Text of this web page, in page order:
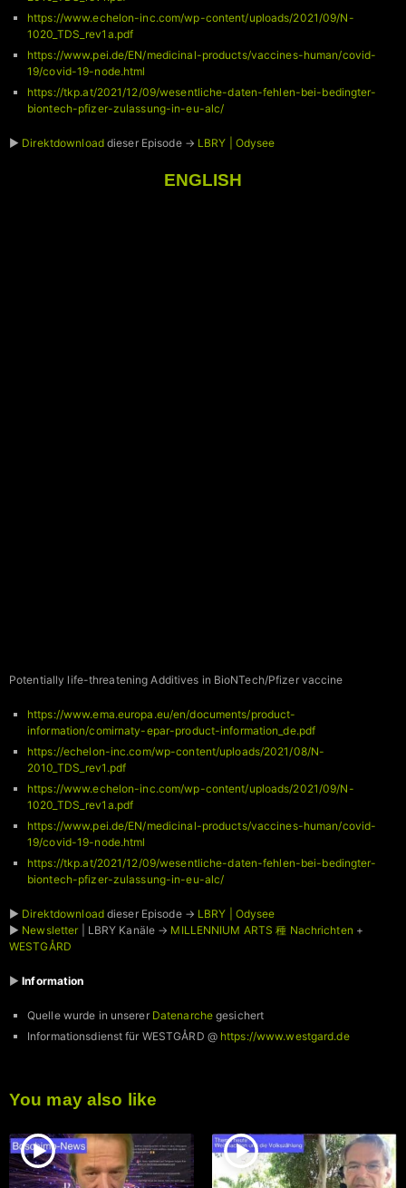
https://www.echelon-inc.com/wp-content/uploads/2021/09/N-
1020_TDS_rev1a.pdf
https://www.pei.de/EN/medicinal-products/vaccines-human/covid-
19/covid-19-node.html
https://tkp.at/2021/12/09/wesentliche-daten-fehlen-bei-bedingter-
biontech-pfizer-zulassung-in-eu-alc/
► Direktdownloaddieser Episode → LBRY | Odysee
ENGLISH
Potentially life-threatening Additives in BioNTech/Pfizer vaccine
https://www.ema.europa.eu/en/documents/product-
information/comirnaty-epar-product-information_de.pdf
https://echelon-inc.com/wp-content/uploads/2021/08/N-
2010_TDS_rev1.pdf
https://www.echelon-inc.com/wp-content/uploads/2021/09/N-
1020_TDS_rev1a.pdf
https://www.pei.de/EN/medicinal-products/vaccines-human/covid-
19/covid-19-node.html
https://tkp.at/2021/12/09/wesentliche-daten-fehlen-bei-bedingter-
biontech-pfizer-zulassung-in-eu-alc/
► Direktdownloaddieser Episode → LBRY | Odysee
► Newsletter | LBRY Kanäle → MILLENNIUM ARTS 種 Nachrichten +
WESTGÅRD
►Information
Quelle wurde in unserer Datenarchegesichert
Informationsdienst für WESTGÅRD @ https://www.westgard.de
You may also like